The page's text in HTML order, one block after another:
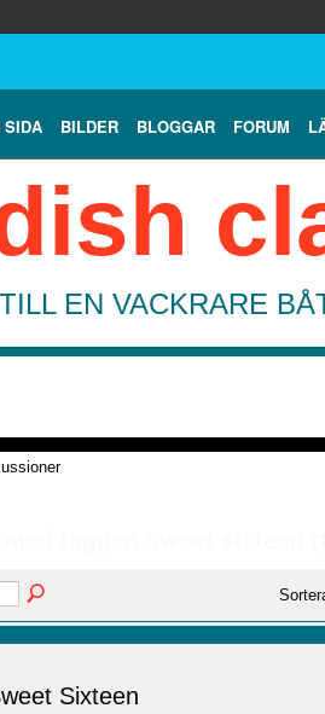
SIDA BILDER BLOGGAR FORUM
EN VACKRARE
Sixteen